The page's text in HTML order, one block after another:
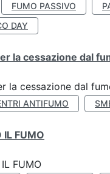
FUMO PASSIVO
DAY
la cessazione dal
la cessazione dal
ANTIFUMO
IL FUMO
FUMO